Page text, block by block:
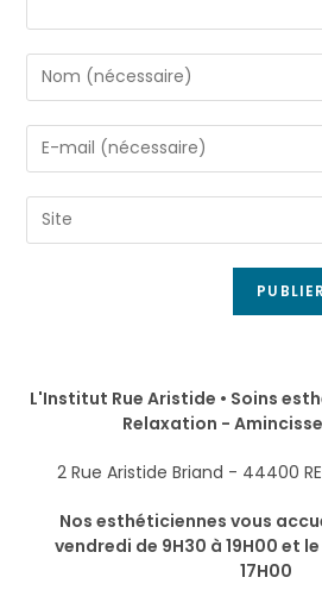
L'Institut Rue Aristide • Soins
Relaxation -
2 Rue Aristide Briand - 44400
Nos esthéticiennes vous
vendredi de 9H30 à 19H00 et
17H00